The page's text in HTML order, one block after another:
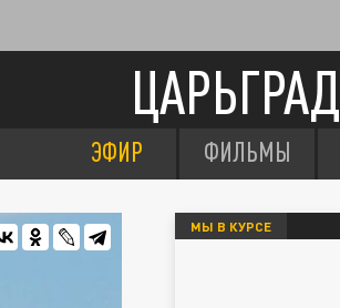
ЦАРЬГРАД
ЭФИР ФИЛЬМЫ
МЫ В КУРСЕ